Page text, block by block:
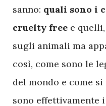
sanno: quali sono i
cruelty free e
sugli animali ma
così, come sono le
del mondo e come
sono effettivamente